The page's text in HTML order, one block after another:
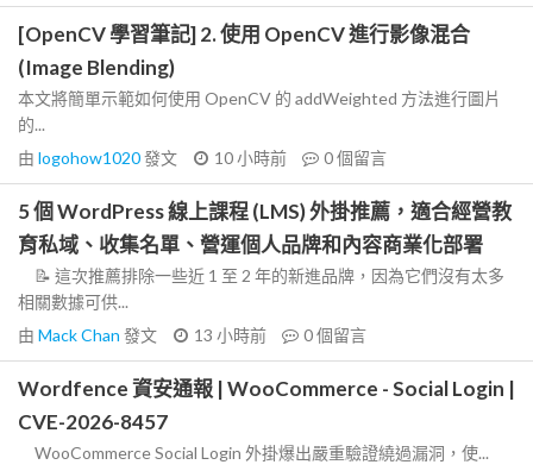
[OpenCV 學習筆記] 2. 使用 OpenCV 進行影像混合
(Image Blending)
本文將簡單示範如何使用 OpenCV 的 addWeighted 方法進行圖片
的...
由 logohow1020發文 10 小時前 0個留言
5 個 WordPress 線上課程 (LMS) 外掛推薦，適合經營教
育私域、收集名單、營運個人品牌和內容商業化部署
📝 這次推薦排除一些近 1 至 2 年的新進品牌，因為它們沒有太多
相關數據可供...
由 Mack Chan 發文 13 小時前 0個留言
Wordfence 資安通報 | WooCommerce - Social Login |
CVE-2026-8457
WooCommerce Social Login 外掛爆出嚴重驗證繞過漏洞，使...